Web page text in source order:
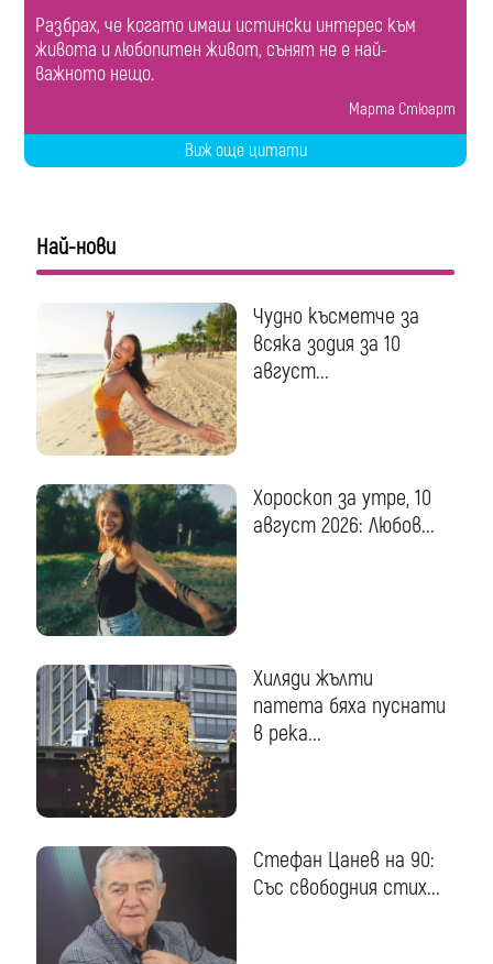
Разбрах, че когато имаш истински интерес към
живота и любопитен живот, сънят не е най-
важното нещо.
Марта Стюарт
Виж още цитати
Най-нови
Чудно късметче за
всяка зодия за 10
август...
Хороскоп за утре, 10
август 2026: Любов...
Хиляди жълти
патета бяха пуснати
в река...
Стефан Цанев на 90:
Със свободния стих...